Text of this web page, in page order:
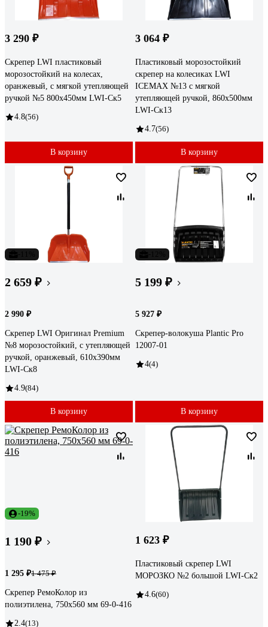
3 290 ₽
Скрепер LWI пластиковый
морозостойкий на колесах,
оранжевый, с мягкой утепляющей
ручкой №5 800x450мм LWI-Cк5
4.8(56)
В корзину
3 064 ₽
Пластиковый морозостойкий
скрепер на колесиках LWI
ICEMAX №13 с мягкой
утепляющей ручкой, 860x500мм
LWI-Cк13
4.7(56)
В корзину
2 659 ₽
2 990 ₽
Скрепер LWI Оригинал Premium
№8 морозостойкий, с утепляющей
ручкой, оранжевый, 610x390мм
LWI-Cк8
4.9(84)
В корзину
5 199 ₽
5 927 ₽
Скрепер-волокуша Plantic Pro
12007-01
4(4)
В корзину
-19%
1 190 ₽
1 295 ₽1 475 ₽
Скрепер РемоКолор из
полиэтилена, 750x560 мм 69-0-416
2.4(13)
1 623 ₽
Пластиковый скрепер LWI
МОРОЗКО №2 большой LWI-Ск2
4.6(60)